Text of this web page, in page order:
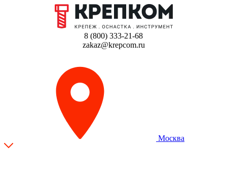
8 (800) 333-21-68
zakaz@krepcom.ru
Москва